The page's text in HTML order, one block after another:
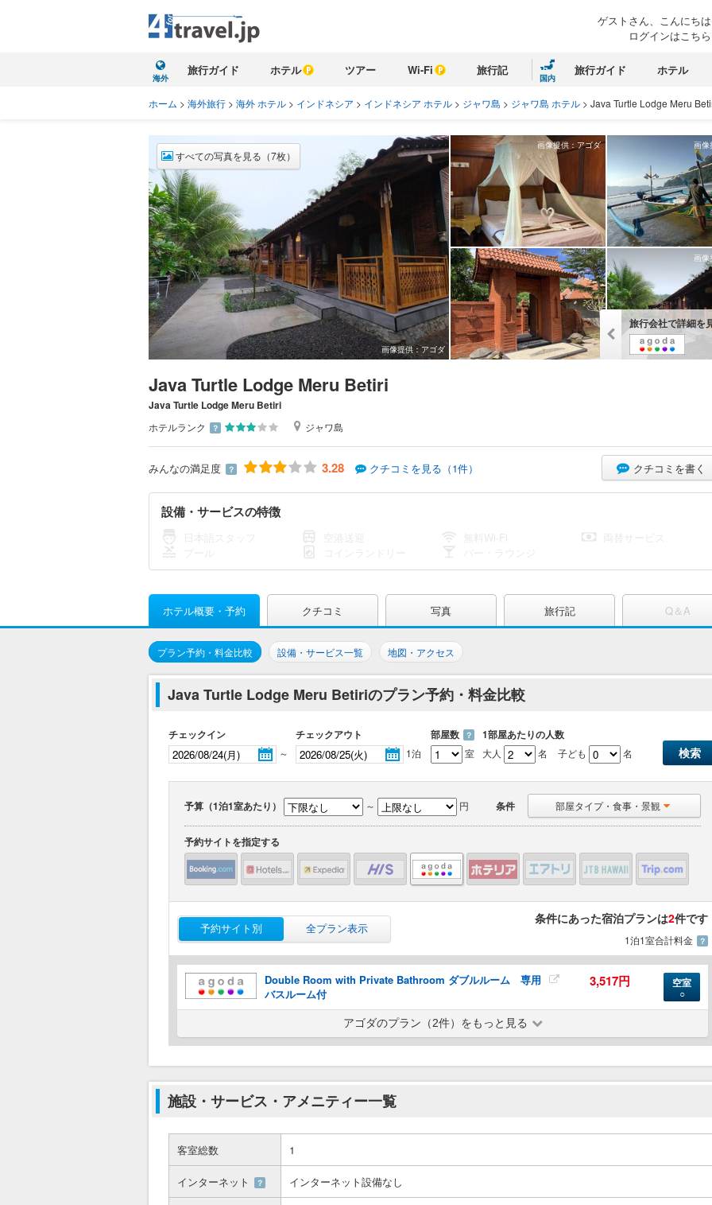
ゲストさん、こんにちは
ログインはこちら
海外
旅行ガイド ホテル ツアー Wi-Fi 旅行記
国内
旅行ガイド ホテル
ホーム > 海外旅行 > 海外 ホテル > インドネシア > インドネシア ホテル > ジャワ島 > ジャワ島 ホテル > Java Turtle Lodge Meru
画像提供：アゴダ
すべての写真を見る（7枚）
画像提供：アゴダ 画像
画
旅行会社で詳細を
Java Turtle Lodge Meru Betiri
Java Turtle Lodge Meru Betiri
ホテルランク ？ ジャワ島
みんなの満足度 ？ 3.28 クチコミを見る（1件） クチコミを書く
設備・サービスの特徴
ホテル概要・予約 クチコミ 写真 旅行記 Q＆A
プラン予約・料金比較 設備・サービス一覧 地図・アクセス
Java Turtle Lodge Meru Betiriのプラン予約・料金比較
チェックイン
～
チェックアウト
1泊
部屋数 ？
室
1部屋あたりの人数
大人 名 子ども 名
予算（1泊1室あたり） ～ 円 条件 部屋タイプ・食事・景観
予約サイトを指定する
予約サイト別 全プラン表示
条件にあった宿泊プランは2件です
1泊1室合計料金 ？
Double Room with Private Bathroom ダブルルーム 専用
バスルーム付
3,517円 空室
○
アゴダのプラン（2件）をもっと見る
施設・サービス・アメニティー一覧
客室総数 1
インターネット ？ インターネット設備なし